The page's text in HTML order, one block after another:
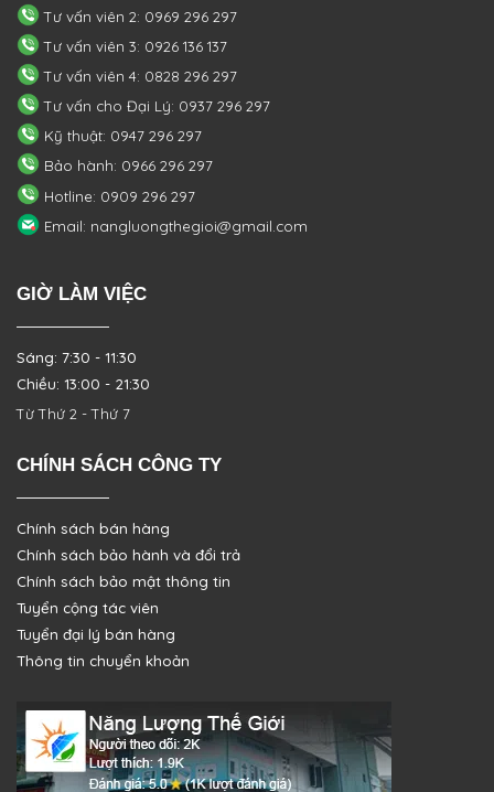
Tư vấn viên 2: 0969 296 297
Tư vấn viên 3: 0926 136 137
Tư vấn viên 4: 0828 296 297
Tư vấn cho Đại Lý: 0937 296 297
Kỹ thuật: 0947 296 297
Bảo hành: 0966 296 297
Hotline: 0909 296 297
Email: nangluongthegioi@gmail.com
GIỜ LÀM VIỆC
Sáng: 7:30 - 11:30
Chiều: 13:00 - 21:30
Từ Thứ 2 - Thứ 7
CHÍNH SÁCH CÔNG TY
Chính sách bán hàng
Chính sách bảo hành và đổi trả
Chính sách bảo mật thông tin
Tuyển cộng tác viên
Tuyển đại lý bán hàng
Thông tin chuyển khoản